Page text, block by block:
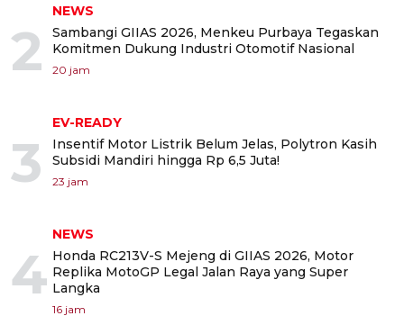
2
NEWS
Sambangi GIIAS 2026, Menkeu Purbaya Tegaskan
Komitmen Dukung Industri Otomotif Nasional
20 jam
3
EV-READY
Insentif Motor Listrik Belum Jelas, Polytron Kasih
Subsidi Mandiri hingga Rp 6,5 Juta!
23 jam
4
NEWS
Honda RC213V-S Mejeng di GIIAS 2026, Motor
Replika MotoGP Legal Jalan Raya yang Super
Langka
16 jam